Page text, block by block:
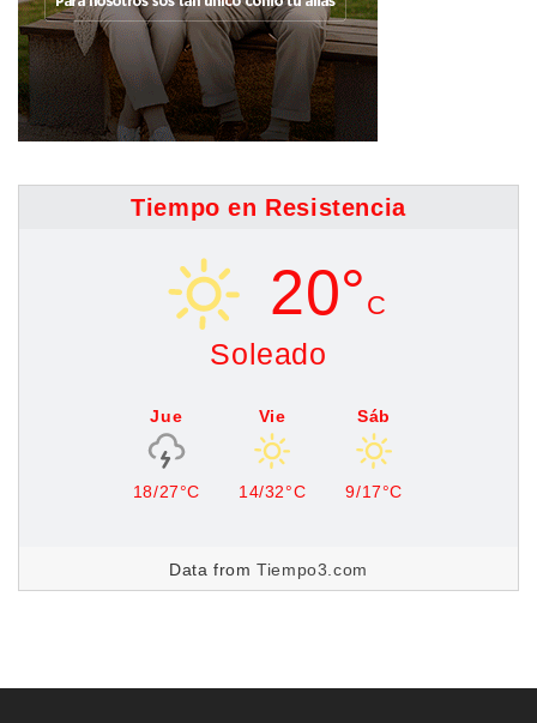
Tiempo en Resistencia
20° C
Soleado
Jue
18/27°C
Vie
14/32°C
Sáb
9/17°C
Data fromTiempo3.com